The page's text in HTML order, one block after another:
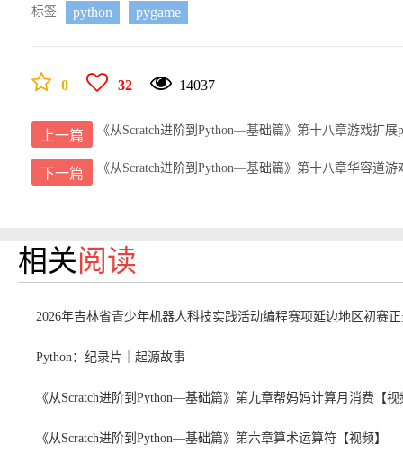
标签 python pygame
0 32 14037
上一篇 《从Scratch进阶到Python—基础篇》第十八章游戏扩展
下一篇 《从Scratch进阶到Python—基础篇》第十八章华容道
相关阅读
2026年吉林省青少年机器人科技实践活动编程赛项延边地区初赛
Python：纪录片｜起源故事
《从Scratch进阶到Python—基础篇》第九章帮妈妈计算月消费【视
《从Scratch进阶到Python—基础篇》第六章算术运算符【视频】